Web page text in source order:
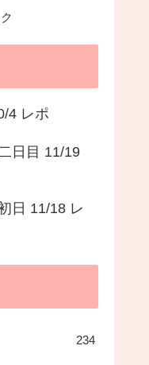
4 レポ
日目 11/19
日 11/18 レ
234